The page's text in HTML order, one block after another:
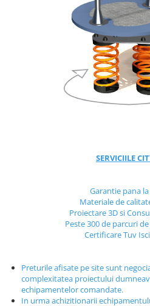
Echipamente de catarat
Echipamente tematice
Echipamente persoane cu
Echipament muzical
Trasee Ninja
Echipamente fitness
Mese de jocuri
SERVICIILE
Garantie pana
Materiale de
Proiectare 3D si
Peste 300 de parcuri
Certificare Tuv
Preturile afisate pe site sunt
complexitatea proiectului
echipamentelor comandate.
In urma achizitionarii